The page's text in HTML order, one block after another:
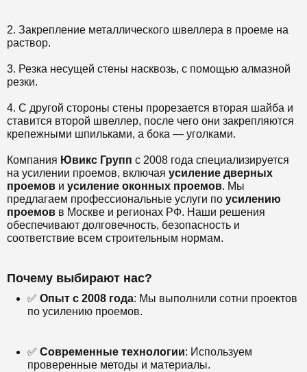
2. Закрепление металлического швеллера в проеме на
раствор.
3. Резка несущей стены насквозь, с помощью алмазной
резки.
4. С другой стороны стены прорезается вторая шайба и
ставится второй швеллер, после чего они закрепляются
крепежными шпильками, а бока — уголками.
Компания Ювикс Групп с 2008 года специализируется
на усилении проемов, включая усиление дверных
проемов и усиление оконных проемов. Мы
предлагаем профессиональные услуги по усилению
проемов в Москве и регионах РФ. Наши решения
обеспечивают долговечность, безопасность и
соответствие всем строительным нормам.
Почему выбирают нас?
✅ Опыт с 2008 года: Мы выполнили сотни проектов
по усилению проемов.
✅ Современные технологии: Используем
проверенные методы и материалы.